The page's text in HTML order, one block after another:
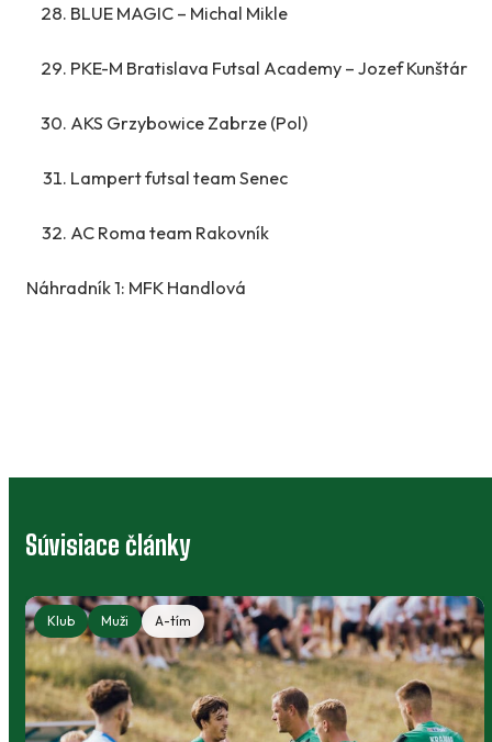
BLUE MAGIC – Michal Mikle
PKE-M Bratislava Futsal Academy – Jozef Kunštár
AKS Grzybowice Zabrze (Pol)
Lampert futsal team Senec
AC Roma team Rakovník
Náhradník 1: MFK Handlová
Súvisiace články
Klub Muži A-tím